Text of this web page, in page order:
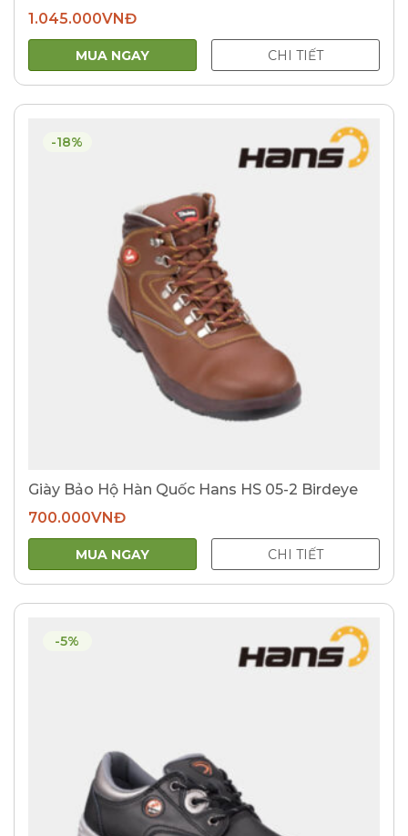
1.045.000VNĐ
MUA NGAY CHI TIẾT
-18%
Giày Bảo Hộ Hàn Quốc Hans HS 05-2 Birdeye
700.000VNĐ
MUA NGAY CHI TIẾT
-5%